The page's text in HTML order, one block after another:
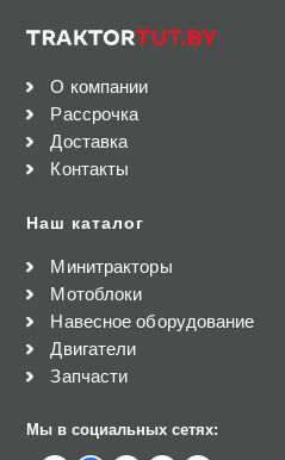
О компании
Рассрочка
Доставка
Контакты
Наш каталог
Минитракторы
Мотоблоки
Навесное оборудование
Двигатели
Запчасти
Мы в социальных сетях: